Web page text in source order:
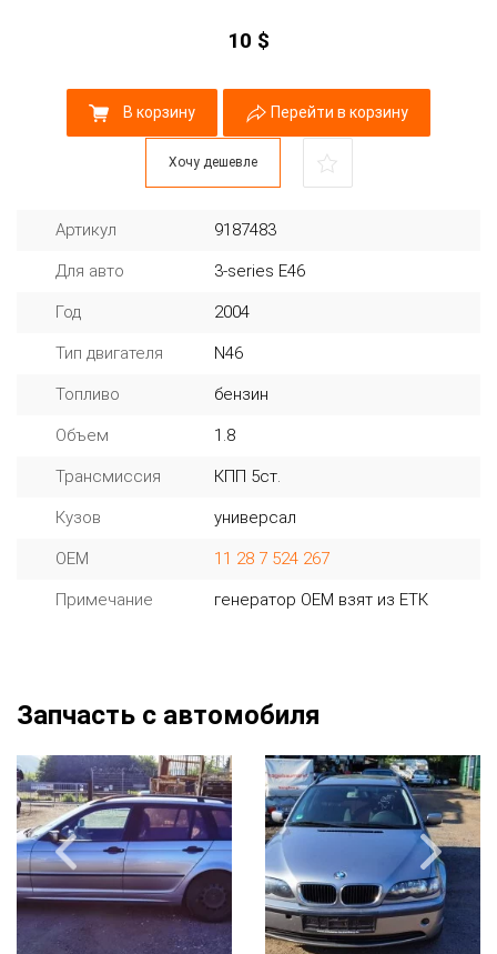
10 $
В корзину Перейти в корзину
Хочу дешевле
Артикул 9187483
Для авто 3-series E46
Год 2004
Тип двигателя N46
Топливо бензин
Объем 1.8
Трансмиссия КПП 5ст.
Кузов универсал
OEM 11 28 7 524 267
Примечание генератор ОЕМ взят из ЕТК
Запчасть с автомобиля